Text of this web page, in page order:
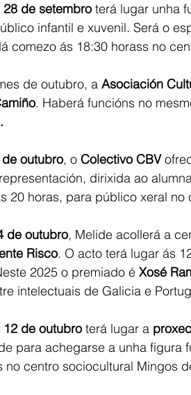
de setembro terá lugar unha
infantil e xuvenil. Será o
comezo ás 18:30 horass no
de outubro, a Asociación
. Haberá funcións no
outubro, o Colectivo CBV
dirixida ao
20 horas, para público xeral no
de outubro, Melide acollerá a
Risco. O acto terá lugar ás
2025 o premiado é Xosé
intelectuais de Galicia e
de outubro terá lugar a
para achegarse a unha figura
no centro sociocultural Mingos